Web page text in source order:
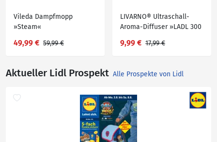
Vileda Dampfmopp
»Steam«
49,99 € 59,99 €
LIVARNO® Ultraschall-
Aroma-Diffuser »LADL 300
9,99 € 17,99 €
Aktueller Lidl Prospekt Alle Prospekte von Lidl